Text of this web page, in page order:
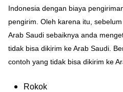
Indonesia dengan biaya
pengirim. Oleh karena itu,
Arab Saudi sebaiknya anda
tidak bisa dikirim ke Arab Saudi.
contoh yang tidak bisa dikirim ke
Rokok